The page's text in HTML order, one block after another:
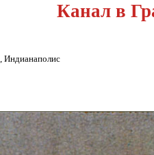
Канал в
Индианаполис